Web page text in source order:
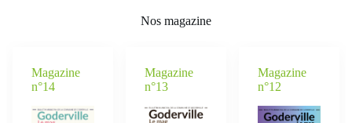
Nos magazine
Magazine
n°14
Magazine
n°13
Magazine
n°12